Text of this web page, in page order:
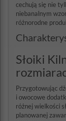
cechują się nie
niebanalnym
różnorodne
Słoiki
Przygotowując
i owocowe
różnej wielkości
planowanej